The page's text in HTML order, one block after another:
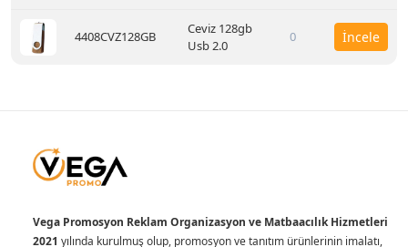
4408CVZ128GB
Ceviz 128gb
Usb 2.0
0 İncele
Vega Promosyon Reklam Organizasyon ve Matbaacılık Hizmetleri
2021 yılında kurulmuş olup, promosyon ve tanıtım ürünlerinin imalatı,